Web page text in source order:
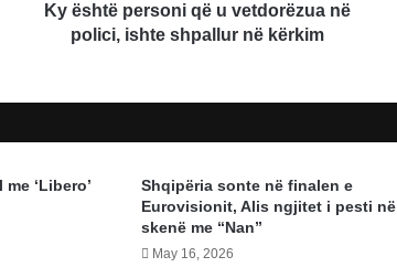
Ky është personi që u vetdorëzua në
polici, ishte shpallur në kërkim
‘Libero’
Shqipëria sonte në finalen e
Eurovisionit, Alis ngjitet i pesti në
skenë me “Nan”
May 16, 2026